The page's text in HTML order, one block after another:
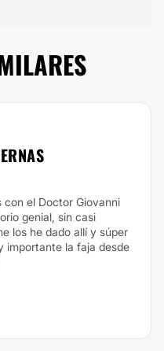
con el Doctor Giovanni
genial, sin casi
los he dado allí y súper
importante la faja desde